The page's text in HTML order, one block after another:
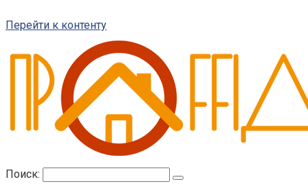
Перейти к контенту
Поиск: